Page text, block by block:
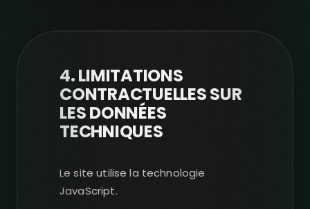
4. LIMITATIONS
CONTRACTUELLES SUR
LES DONNÉES
TECHNIQUES
Le site utilise la technologie
JavaScript.